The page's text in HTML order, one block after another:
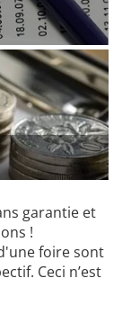
garantie et
!
foire sont
Ceci n’est